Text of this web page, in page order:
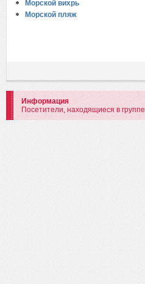
Морской вихрь
Морской пляж
Информация
Посетители, находящиеся в группе